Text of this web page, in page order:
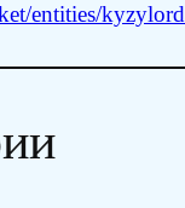
entities/